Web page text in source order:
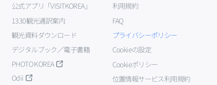
公式アプリ「VISITKOREA」
1330観光通訳案内
観光資料ダウンロード
デジタルブック／電子書籍
PHOTO KOREA
Odii
利用規約
FAQ
プライバシーポリシー
Cookieの設定
Cookieポリシー
位置情報サービス利用規約